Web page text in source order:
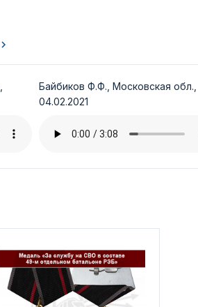
Байбиков Ф.Ф., Московская обл.,
04.02.2021